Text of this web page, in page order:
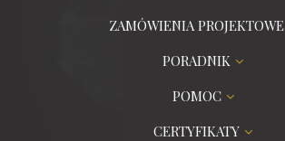
ZAMÓWIENIA PROJEKTOWE
PORADNIK
POMOC
CERTYFIKATY